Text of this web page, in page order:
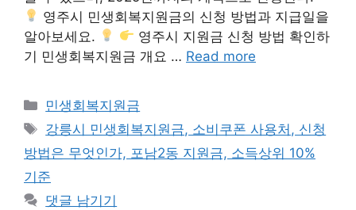
영주시 민생회복지원금의 신청 방법과 지급일을
알아보세요.
영주시 지원금 신청 방법 확인하
기 민생회복지원금 개요 … Read more
카
테
고
리
민생회복지원금
태
그
강릉시 민생회복지원금, 소비쿠폰 사용처, 신청
방법은 무엇인가, 포남2동 지원금, 소득상위 10%
기준
댓글 남기기